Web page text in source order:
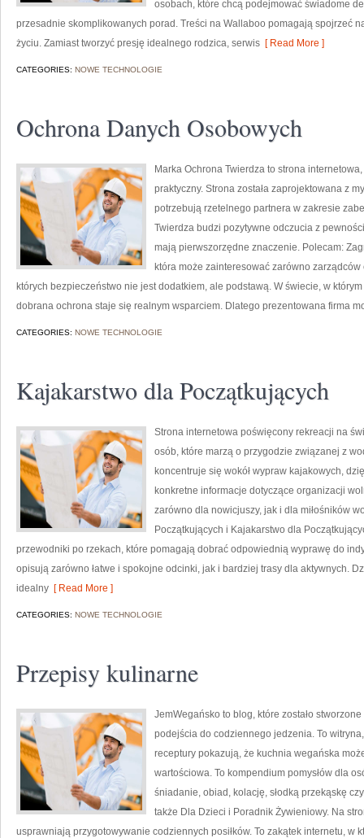
osobach, które chcą podejmować świadome
przesadnie skomplikowanych porad. Treści na Wallaboo pomagają spojrzeć
życiu. Zamiast tworzyć presję idealnego rodzica, serwis [ Read More ]
CATEGORIES: NOWE TECHNOLOGIE
Ochrona Danych Osobowych
Marka Ochrona Twierdza to strona
praktyczny. Strona została zaprojektowana z
potrzebują rzetelnego partnera w zakresie
Twierdza budzi pozytywne odczucia z
mają pierwszorzędne znaczenie. Polecam:
która może zainteresować zarówno
których bezpieczeństwo nie jest dodatkiem, ale podstawą. W świecie, w
dobrana ochrona staje się realnym wsparciem. Dlatego prezentowana firma
CATEGORIES: NOWE TECHNOLOGIE
Kajakarstwo dla Początkujących
Strona internetowa poświęcony rekreacji na
osób, które marzą o przygodzie związanej z
koncentruje się wokół wypraw kajakowych,
konkretne informacje dotyczące organizacji
zarówno dla nowicjuszy, jak i dla miłośników
Początkujących i Kajakarstwo dla
przewodniki po rzekach, które pomagają dobrać odpowiednią wyprawę do
opisują zarówno łatwe i spokojne odcinki, jak i bardziej trasy dla aktywnych.
idealny [ Read More ]
CATEGORIES: NOWE TECHNOLOGIE
Przepisy kulinarne
JemWegańsko to blog, które zostało
podejścia do codziennego jedzenia. To
receptury pokazują, że kuchnia wegańska
wartościowa. To kompendium pomysłów dla
śniadanie, obiad, kolację, słodką przekąskę
także Dla Dzieci i Poradnik Żywieniowy. Na
usprawniają przygotowywanie codziennych posiłków. To zakątek internetu, w